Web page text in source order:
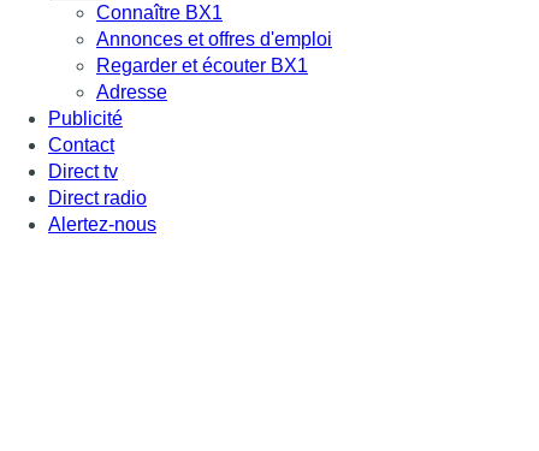
Connaître BX1
Annonces et offres d'emploi
Regarder et écouter BX1
Adresse
Publicité
Contact
Direct tv
Direct radio
Alertez-nous